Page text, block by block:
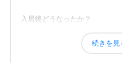
交通手段が便利にある、施設
す。バスの便を、もっと、増や
入居後どうなったか？
母が1人で世話をしていたので
な不安も解消されたと思います
続きを見